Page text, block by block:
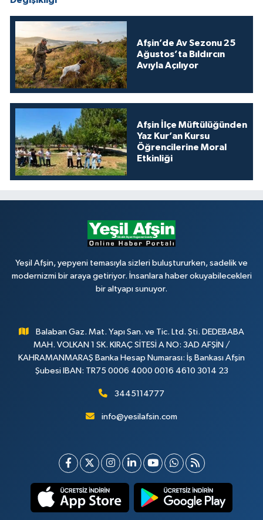
Afşin’de Av Sezonu 25
Ağustos’ta Bıldırcın
Avıyla Açılıyor
Afşin İlçe Müftülüğünden
Yaz Kur’an Kursu
Öğrencilerine Moral
Etkinliği
Yeşil Afşin, yepyeni temasıyla sizleri buluştururken, sadelik ve
modernizmi bir araya getiriyor. İnsanlara haber okuyabilecekleri
bir altyapı sunuyor.
Balaban Gaz. Mat. Yapı San. ve Tic. Ltd. Şti. DEDEBABA
MAH. VOLKAN 1 SK. KIRAÇ SİTESİ A NO: 3AD AFŞİN /
KAHRAMANMARAŞ Banka Hesap Numarası: İş Bankası Afşin
Şubesi IBAN: TR75 0006 4000 0016 4610 3014 23
3445114777
info@yesilafsin.com